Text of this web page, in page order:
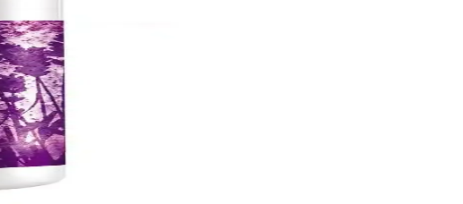
bakımında pratik çözümler sunar.
Düzenli kullanımda pürüzsüz ve sağlıklı ayaklara ulaşın.
kolaylığı gibi özellikleriyle, ihtiyaçlarınıza uygun en iyi seçeneği